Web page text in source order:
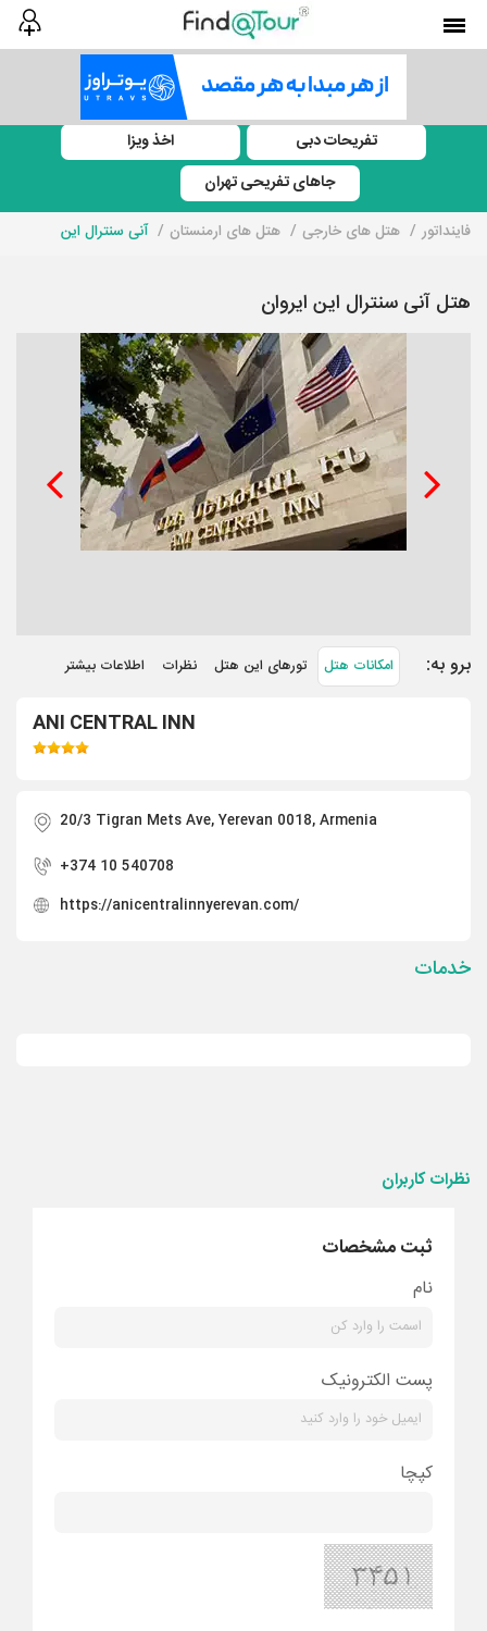
تفریحات دبی
اخذ ویزا
جاهای تفریحی تهران
فاینداتور هتل های خارجی هتل های ارمنستان آنی سنترال این
هتل آنی سنترال این ایروان
برو به: امکانات هتل تورهای این هتل نظرات اطلاعات بیشتر
ANI CENTRAL INN
20/3 Tigran Mets Ave, Yerevan 0018, Armenia
+374 10 540708
https://anicentralinnyerevan.com/
خدمات
نظرات کاربران
ثبت مشخصات
نام
پست الکترونیک
کپچا